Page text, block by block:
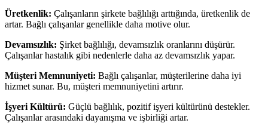
Üretkenlik: Çalışanların şirkete bağlılığı arttığında, üretkenlik de
artar. Bağlı çalışanlar genellikle daha motive olur.
Devamsızlık: Şirket bağlılığı, devamsızlık oranlarını düşürür.
Çalışanlar hastalık gibi nedenlerle daha az devamsızlık yapar.
Müşteri Memnuniyeti: Bağlı çalışanlar, müşterilerine daha iyi
hizmet sunar. Bu, müşteri memnuniyetini artırır.
İşyeri Kültürü: Güçlü bağlılık, pozitif işyeri kültürünü destekler.
Çalışanlar arasındaki dayanışma ve işbirliği artar.